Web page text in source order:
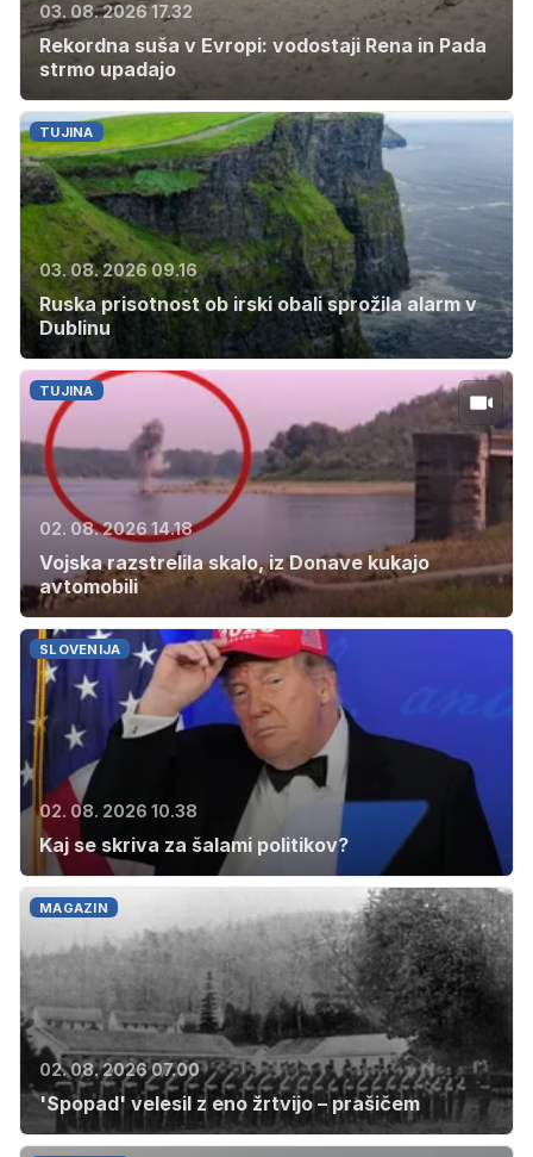
03. 08. 2026 17.32
Rekordna suša v Evropi: vodostaji Rena in Pada
strmo upadajo
TUJINA
03. 08. 2026 09.16
Ruska prisotnost ob irski obali sprožila alarm v
Dublinu
TUJINA
02. 08. 2026 14.18
Vojska razstrelila skalo, iz Donave kukajo
avtomobili
SLOVENIJA
02. 08. 2026 10.38
Kaj se skriva za šalami politikov?
MAGAZIN
02. 08. 2026 07.00
'Spopad' velesil z eno žrtvijo – prašičem